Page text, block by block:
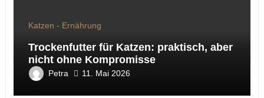
Katzen - Ernährung
Trockenfutter für Katzen: praktisch, aber
nicht ohne Kompromisse
Petra 11. Mai 2026